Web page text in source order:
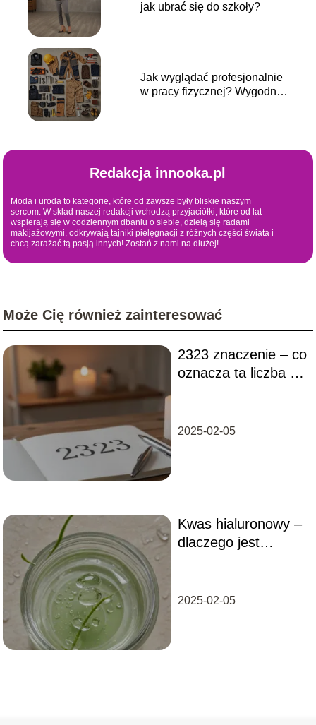
jak ubrać się do szkoły?
Jak wyglądać profesjonalnie
w pracy fizycznej? Wygodne i
Redakcja innooka.pl
Moda i uroda to kategorie, które od zawsze były bliskie naszym
sercom. W skład naszej redakcji wchodzą przyjaciółki, które od lat
wspierają się w codziennym dbaniu o siebie, dzielą się radami
makijażowymi, odkrywają tajniki pielęgnacji z różnych części świata i
chcą zarażać tą pasją innych! Zostań z nami na dłużej!
Może Cię również zainteresować
2323 znaczenie – co
oznacza ta liczba w
2025-02-05
Kwas hialuronowy –
dlaczego jest
2025-02-05